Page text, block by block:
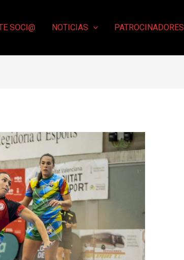
SOCI@ NOTICIAS PATROCINADORES